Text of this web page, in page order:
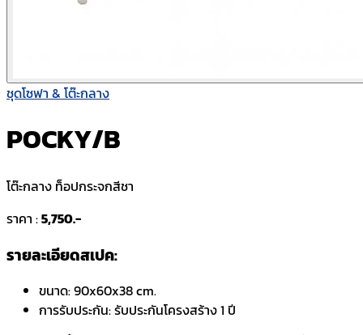
ชุดโซฟา & โต๊ะกลาง
POCKY/B
โต๊ะกลาง ท็อปกระจกสีชา
ราคา :5,750.-
รายละเอียดสเปค:
ขนาด:90x60x38 cm.
การรับประกัน:รับประกันโครงสร้าง 1 ปี